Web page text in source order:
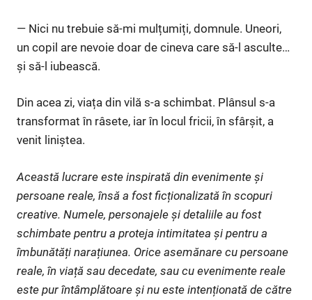
— Nici nu trebuie să-mi mulțumiți, domnule. Uneori,
un copil are nevoie doar de cineva care să-l asculte…
și să-l iubească.
Din acea zi, viața din vilă s-a schimbat. Plânsul s-a
transformat în râsete, iar în locul fricii, în sfârșit, a
venit liniștea.
Această lucrare este inspirată din evenimente și
persoane reale, însă a fost ficționalizată în scopuri
creative. Numele, personajele și detaliile au fost
schimbate pentru a proteja intimitatea și pentru a
îmbunătăți narațiunea. Orice asemănare cu persoane
reale, în viață sau decedate, sau cu evenimente reale
este pur întâmplătoare și nu este intenționată de către